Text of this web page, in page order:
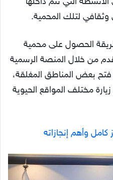
لتلك المحمية.
الحصول على محمية
سلمان تصريح 1444 يقدم من خلال المنصة الرسمية
فتح بعض المناطق المغلقة،
مختلف المواقع الحيوية
كامل وأهم إنجازاته